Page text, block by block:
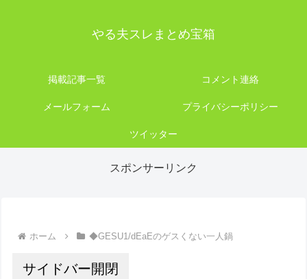
やる夫スレまとめ宝箱
掲載記事一覧 コメント連絡
メールフォーム プライバシーポリシー
ツイッター
スポンサーリンク
ホーム ◆GESU1/dEaEのゲスくない一人鍋
サイドバー開閉